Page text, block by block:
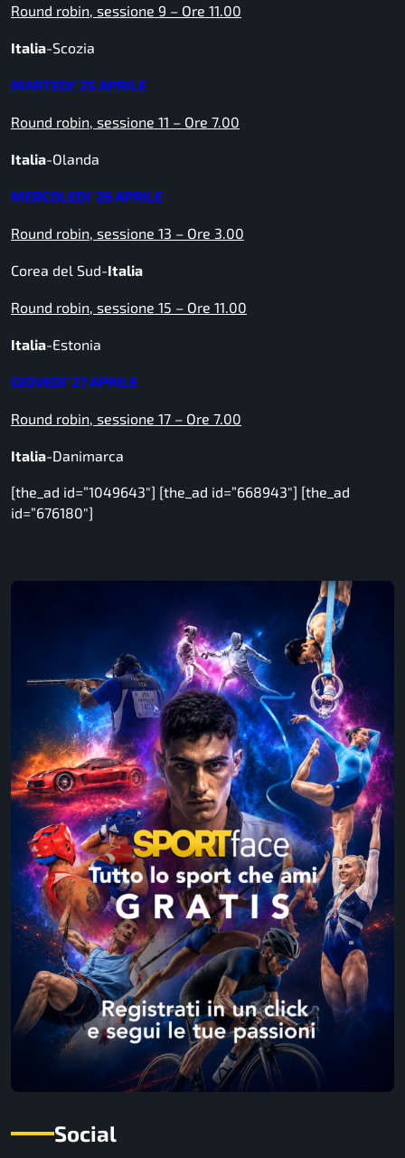
Round robin, sessione 9 – Ore 11.00
Italia-Scozia
MARTEDI’ 25 APRILE
Round robin, sessione 11 – Ore 7.00
Italia-Olanda
MERCOLEDI’ 26 APRILE
Round robin, sessione 13 – Ore 3.00
Corea del Sud-Italia
Round robin, sessione 15 – Ore 11.00
Italia-Estonia
GIOVEDI’ 27 APRILE
Round robin, sessione 17 – Ore 7.00
Italia-Danimarca
[the_ad id=”1049643″] [the_ad id=”668943″] [the_ad
id=”676180″]
Social